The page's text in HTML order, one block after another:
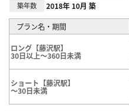
築年数 2018年 10月 築
プラン名・期間
ロング【藤沢駅】
30日以上～360日未満
ショート【藤沢駅】
～30日未満